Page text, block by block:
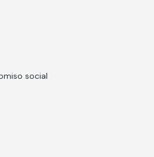
social